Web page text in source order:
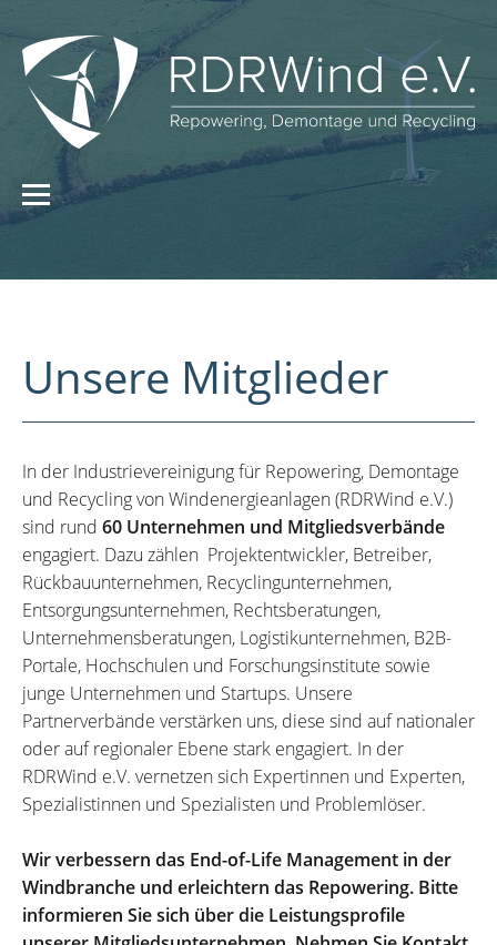
Unsere Mitglieder
In der Industrievereinigung für Repowering, Demontage
und Recycling von Windenergieanlagen (RDRWind e.V.)
sind rund 60 Unternehmen und Mitgliedsverbände
engagiert. Dazu zählen Projektentwickler, Betreiber,
Rückbauunternehmen, Recyclingunternehmen,
Entsorgungsunternehmen, Rechtsberatungen,
Unternehmensberatungen, Logistikunternehmen, B2B-
Portale, Hochschulen und Forschungsinstitute sowie
junge Unternehmen und Startups. Unsere
Partnerverbände verstärken uns, diese sind auf nationaler
oder auf regionaler Ebene stark engagiert. In der
RDRWind e.V. vernetzen sich Expertinnen und Experten,
Spezialistinnen und Spezialisten und Problemlöser.
Wir verbessern das End-of-Life Management in der
Windbranche und erleichtern das Repowering. Bitte
informieren Sie sich über die Leistungsprofile